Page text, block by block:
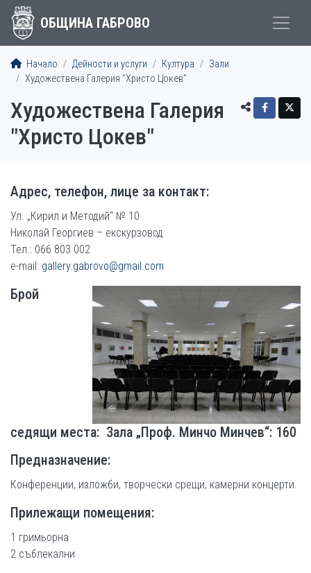
ОБЩИНА ГАБРОВО
Начало Дейности и услуги Култура
Зали
Художествена Галерия "Христо Цокев"
Художествена Галерия
"Христо Цокев"
Адрес, телефон, лице за контакт:
Ул. „Кирил и Методий“ № 10
Николай Георгиев – екскурзовод
Тел.: 066 803 002
e-mail: gallery.gabrovo@gmail.com
Брой
седящи места: Зала „Проф. Минчо Минчев“: 160
Предназначение:
Конференции, изложби, творчески срещи, камерни концерти.
Прилежащи помещения:
1 гримьорна
2 съблекални